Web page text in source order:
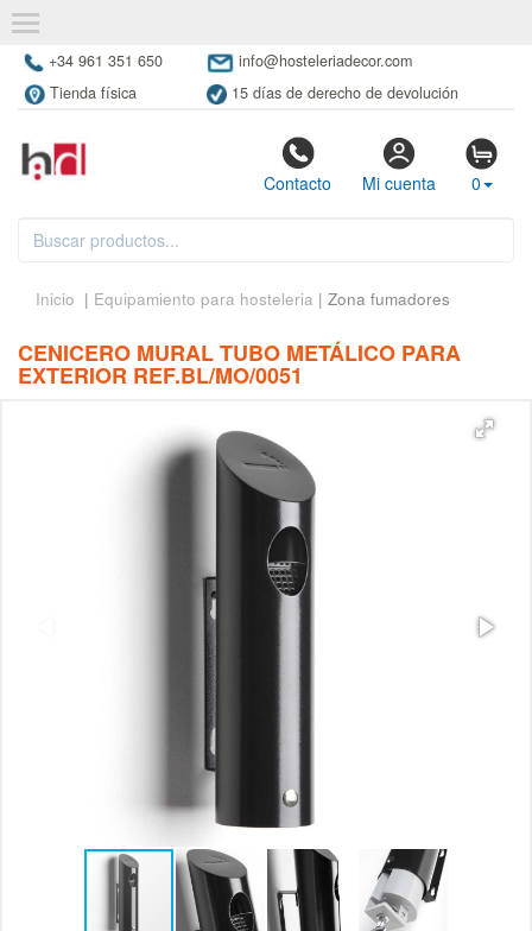
+34 961 351 650
info@hosteleriadecor.com
Tienda física
15 días de derecho de devolución
Contacto Mi cuenta 0
Inicio | Equipamiento para hosteleria | Zona fumadores
CENICERO MURAL TUBO METÁLICO PARA
EXTERIOR REF.BL/MO/0051